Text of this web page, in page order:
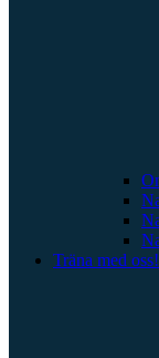
Träna med oss!